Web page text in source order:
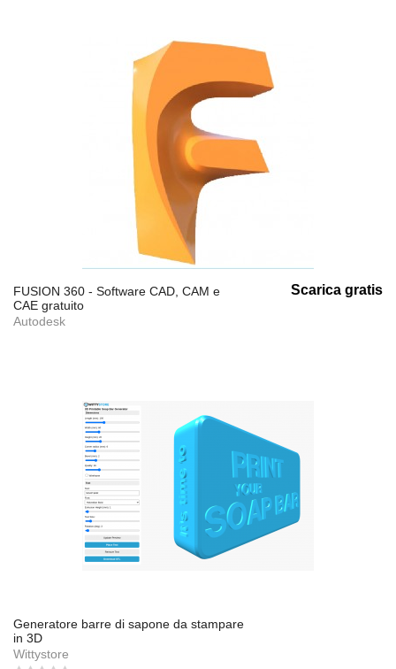
FUSION 360 - Software CAD, CAM e
CAE gratuito
Autodesk
Scarica gratis
Generatore barre di sapone da stampare
in 3D
Wittystore